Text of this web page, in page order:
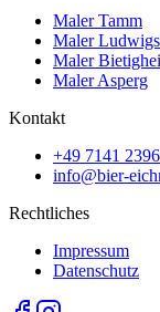
Maler Tamm
Maler
Maler
Maler Asperg
Kontakt
+49 7141
info@bier-
Rechtliches
Impressum
Datenschutz